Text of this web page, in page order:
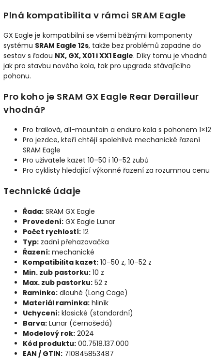
Plná kompatibilita v rámci SRAM Eagle
GX Eagle je kompatibilní se všemi běžnými komponenty
systému SRAM Eagle 12s, takže bez problémů zapadne do
sestav s řadou NX, GX, X01 i XX1 Eagle. Díky tomu je vhodná
jak pro stavbu nového kola, tak pro upgrade stávajícího
pohonu.
Pro koho je SRAM GX Eagle Rear Derailleur
vhodná?
Pro trailová, all-mountain a enduro kola s pohonem 1×12
Pro jezdce, kteří chtějí spolehlivé mechanické řazení
SRAM Eagle
Pro uživatele kazet 10–50 i 10–52 zubů
Pro cyklisty hledající výkonné řazení za rozumnou cenu
Technické údaje
Řada: SRAM GX Eagle
Provedení: GX Eagle Lunar
Počet rychlostí: 12
Typ: zadní přehazovačka
Řazení: mechanické
Kompatibilita kazet: 10–50 z, 10–52 z
Min. zub pastorku: 10 z
Max. zub pastorku: 52 z
Ramínko: dlouhé (Long Cage)
Materiál ramínka: hliník
Uchycení: klasické (standardní)
Barva: Lunar (černošedá)
Modelový rok: 2024
Kód produktu: 00.7518.137.000
EAN / GTIN: 710845853487